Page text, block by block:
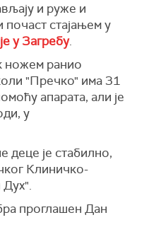
и руже и
почаст стајањем у
у Загребу.
ножем ранио
"Пречко" има 31
апарата, али је
у
деце је стабилно,
Клиничко-
Дух".
проглашен Дан